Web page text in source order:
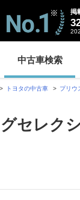
掲
中古車検索
トヨタの中古車 プリウ
セレク